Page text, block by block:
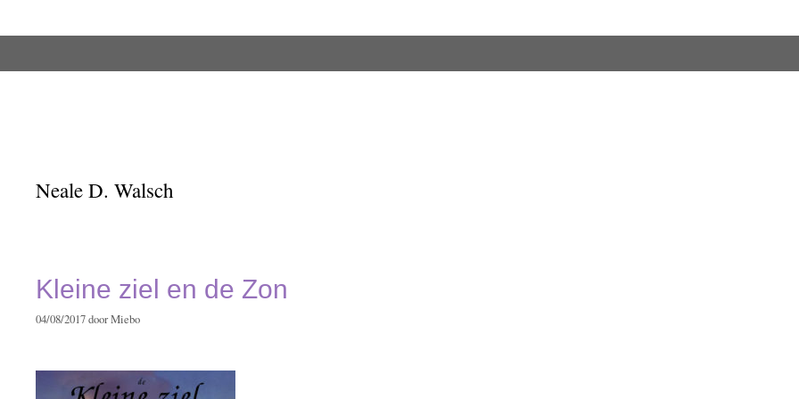
naar
inhoud
Neale D. Walsch
Kleine ziel en de Zon
04/08/2017doorMiebo